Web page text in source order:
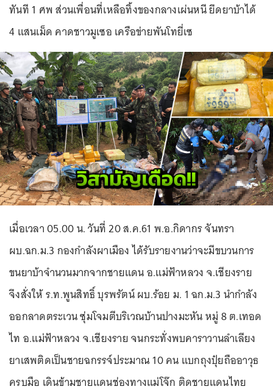
ทันที 1 ศพ ส่วนเพื่อนที่เหลือทิ้งของกลางเผ่นหนี ยึดยาบ้าได้
4 แสนเม็ด คาดชาวมูเซอ เครือข่ายพันโทยี่เซ
เมื่อเวลา 05.00 น. วันที่ 20 ส.ค.61 พ.อ.กิดากร จันทรา
ผบ.ฉก.ม.3 กองกำลังผาเมือง ได้รับรายงานว่าจะมีขบวนการ
ขนยาบ้าจำนวนมากจากชายแดน อ.แม่ฟ้าหลวง จ.เชียงราย
จึงสั่งให้ ร.ท.พูนสิทธิ์ บุรพรัตน์ ผบ.ร้อย ม. 1 ฉก.ม.3 นำกำลัง
ออกลาดตระเวน ซุ่มโจมตีบริเวณบ้านปางมะหัน หมู่ 8 ต.เทอด
ไท อ.แม่ฟ้าหลวง จ.เชียงราย จนกระทั่งพบคาราวานลำเลียง
ยาเสพติดเป็นชายฉกรรจ์ประมาณ 10 คน แบกถุงปุ๋ยถืออาวุธ
ครบมือ เดินข้ามชายแดนช่องทางแม่โจ๊ก ติดชายแดนไทย